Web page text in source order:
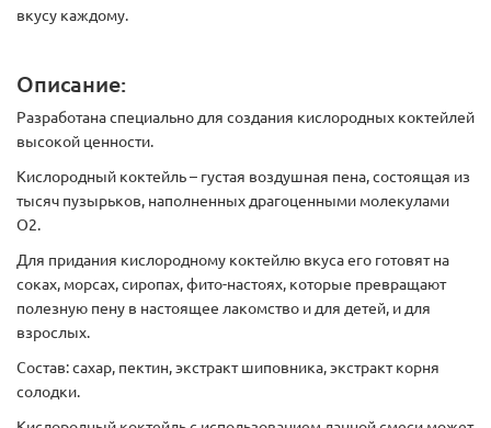
вкусу каждому.
Описание:
Разработана специально для создания кислородных коктейлей
высокой ценности.
Кислородный коктейль – густая воздушная пена, состоящая из
тысяч пузырьков, наполненных драгоценными молекулами
О2.
Для придания кислородному коктейлю вкуса его готовят на
соках, морсах, сиропах, фито-настоях, которые превращают
полезную пену в настоящее лакомство и для детей, и для
взрослых.
Состав: сахар, пектин, экстракт шиповника, экстракт корня
солодки.